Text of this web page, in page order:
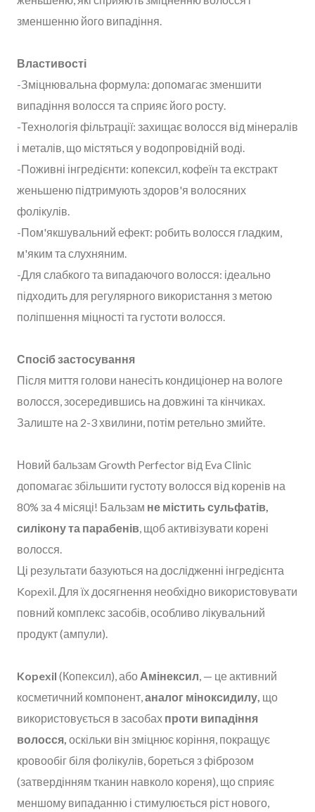
зменшенню його випадіння.
Властивості
-Зміцнювальна формула: допомагає зменшити
випадіння волосся та сприяє його росту.
-Технологія фільтрації: захищає волосся від мінералів
і металів, що містяться у водопровідній воді.
-Поживні інгредієнти: копексил, кофеїн та екстракт
женьшеню підтримують здоров'я волосяних
фолікулів.
-Пом'якшувальний ефект: робить волосся гладким,
м'яким та слухняним.
-Для слабкого та випадаючого волосся: ідеально
підходить для регулярного використання з метою
поліпшення міцності та густоти волосся.
Спосіб застосування
Після миття голови нанесіть кондиціонер на вологе
волосся, зосередившись на довжині та кінчиках.
Залиште на 2-3 хвилини, потім ретельно змийте.
Новий бальзам Growth Perfector від Eva Clinic
допомагає збільшити густоту волосся від коренів на
80% за 4 місяці! Бальзам не містить сульфатів,
силікону та парабенів , щоб активізувати корені
волосся.
Ці результати базуються на дослідженні інгредієнта
Kopexil. Для їх досягнення необхідно використовувати
повний комплекс засобів, особливо лікувальний
продукт (ампули).
Kopexil (Копексил), або Амінексил , — це активний
косметичний компонент, аналог міноксидилу, що
використовується в засобах проти випадіння
волосся, оскільки він зміцнює коріння, покращує
кровообіг біля фолікулів, бореться з фіброзом
(затвердінням тканин навколо кореня), що сприяє
меншому випаданню і стимулюється ріст нового,